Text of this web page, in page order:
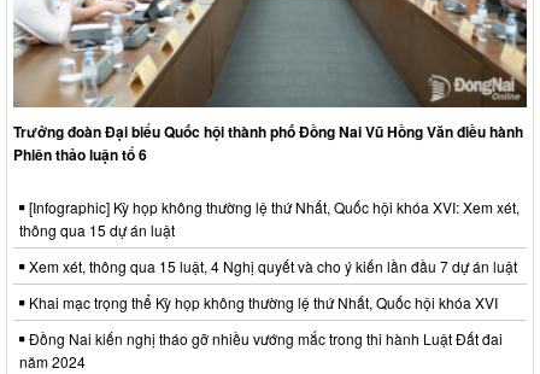
Trưởng đoàn Đại biểu Quốc hội thành phố Đồng Nai Vũ Hồng Văn điều hành
Phiên thảo luận tổ 6
[Infographic] Kỳ họp không thường lệ thứ Nhất, Quốc hội khóa XVI: Xem xét,
thông qua 15 dự án luật
Xem xét, thông qua 15 luật, 4 Nghị quyết và cho ý kiến lần đầu 7 dự án luật
Khai mạc trọng thể Kỳ họp không thường lệ thứ Nhất, Quốc hội khóa XVI
Đồng Nai kiến nghị tháo gỡ nhiều vướng mắc trong thi hành Luật Đất đai
năm 2024